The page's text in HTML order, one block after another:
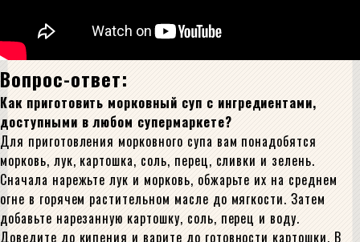
Вопрос-ответ:
Как приготовить морковный суп с ингредиентами,
доступными в любом супермаркете?
Для приготовления морковного супа вам понадобятся
морковь, лук, картошка, соль, перец, сливки и зелень.
Сначала нарежьте лук и морковь, обжарьте их на среднем
огне в горячем растительном масле до мягкости. Затем
добавьте нарезанную картошку, соль, перец и воду.
Доведите до кипения и варите до готовности картошки. В